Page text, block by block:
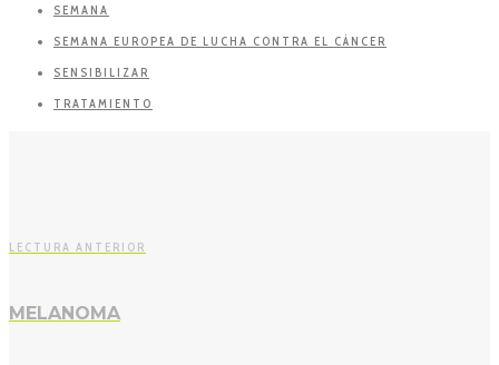
SEMANA
SEMANA EUROPEA DE LUCHA CONTRA EL CÁNCER
SENSIBILIZAR
TRATAMIENTO
LECTURA ANTERIOR
MELANOMA